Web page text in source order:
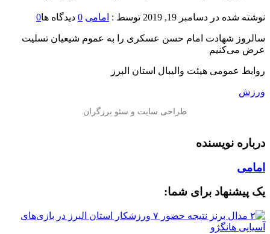
نوشته شده در دسامبر 19, 2019 توسط : امامی 0 دیدگاه ها0
سالروز شهادت امام حسن عسکری را به عموم شیعیان تسلیت
عرض می‌کنیم
روابط عمومی هیئت والیبال استان البرز
ورزش
درباره نویسنده
امامی
یک پیشنهاد برای شما: